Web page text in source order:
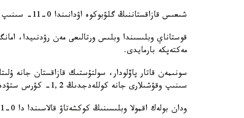
شىعىس قازاقستاننىڭ گلۋبوكوە اۋدانىندا 0-11- سىنىپ وقۋشىلارى ۇيدە قالادى.
قوستاناي وبلىسىندا وبلىس ورتالىعى مەن رۋدنىيدا،
مەكتەپكە بارمايدى.
سىنىپ وقۋشىلارى جانە كوللەدجدىڭ 1,2- كۋرس ستۋدەنتتەرى قاشىقتان وقيدى.
ودان بولەك اقمولا وبلىسىنىڭ كوكشەتاۋ قالاسىندا دا 0-11- سىنىپ وقۋشىلارى ۇيدە قالدى.